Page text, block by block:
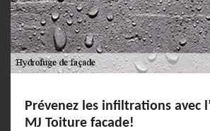
Prévenez les infiltrations avec
MJ Toiture facade!